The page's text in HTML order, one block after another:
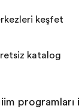
keşfet
katalog